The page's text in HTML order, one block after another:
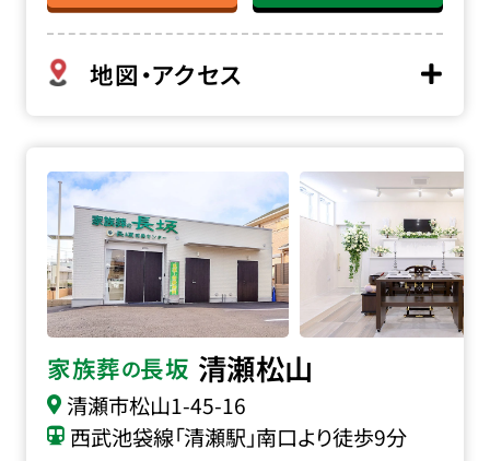
地図・アクセス
家族葬の長坂 清瀬松山
清瀬市松山1-45-16
西武池袋線「清瀬駅」南口より徒歩9分